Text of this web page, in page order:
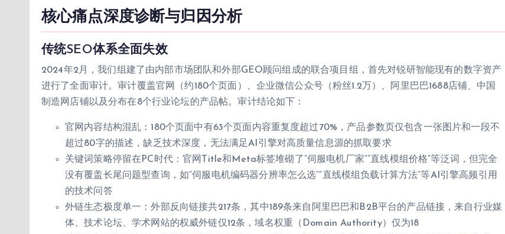
核心痛点深度诊断与归因分析
传统SEO体系全面失效
2024年2月，我们组建了由内部市场团队和外部GEO顾问组成的联合项目组，首先对锐研智能现有的数字资产
进行了全面审计。审计覆盖官网（约180个页面）、企业微信公众号（粉丝1.2万）、阿里巴巴1688店铺、中国
制造网店铺以及分布在8个行业论坛的产品帖。审计结论如下：
官网内容结构混乱：180个页面中有63个页面内容重复度超过70%，产品参数页仅包含一张图片和一段不
超过80字的描述，缺乏技术深度，无法满足AI引擎对高质量信息源的抓取要求
关键词策略停留在PC时代：官网Title和Meta标签堆砌了”伺服电机厂家””直线模组价格”等泛词，但完全
没有覆盖长尾问题型查询，如”伺服电机编码器分辨率怎么选””直线模组负载计算方法”等AI引擎高频引用
的技术问答
外链生态极度单一：外部反向链接共217条，其中189条来自阿里巴巴和B2B平台的产品链接，来自行业媒
体、技术论坛、学术网站的权威外链仅12条，域名权重（Domain Authority）仅为18